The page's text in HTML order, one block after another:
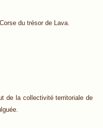
du trésor de Lava.
de la collectivité territoriale de